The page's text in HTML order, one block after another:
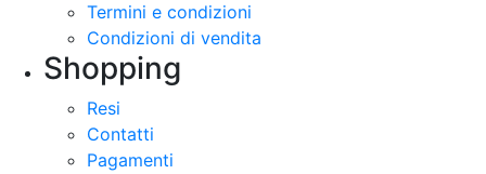
Termini e condizioni
Condizioni di vendita
Shopping
Resi
Contatti
Pagamenti